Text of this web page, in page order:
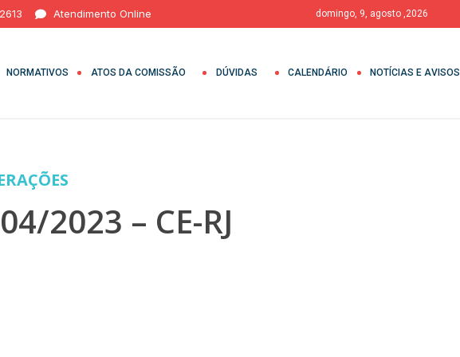
Atendimento Online domingo, 9, agosto ,2026
NORMATIVOS ATOS DA COMISSÃO DÚVIDAS CALENDÁRIO NOTÍCIAS E AVISOS
2023 – CE-RJ